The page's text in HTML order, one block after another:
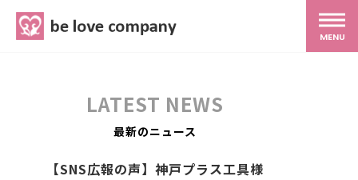
MENU
LATEST NEWS
最新のニュース
【SNS広報の声】神戸プラス工具様